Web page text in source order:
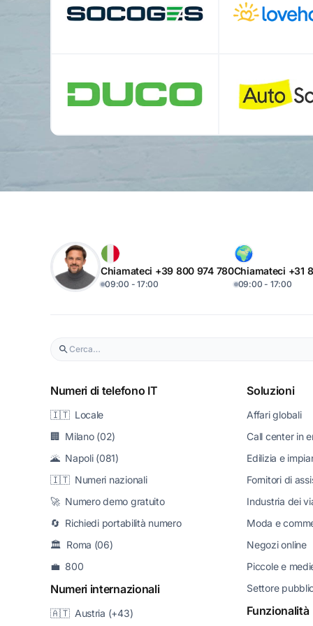
Chiamateci +39 800 974 780
09:00 - 17:00
Chiamateci +31
09:00 - 17:00
Numeri di telefono IT
🇮🇹 Locale
🏢 Milano (02)
🌋 Napoli (081)
🇮🇹 Numeri nazionali
🚀 Numero demo gratuito
🔄 Richiedi portabilità numero
🏛️ Roma (06)
💼 800
Numeri internazionali
🇦🇹 Austria (+43)
Soluzioni
Affari globali
Call center in
Edilizia e
Fornitori di
Industria dei
Moda e
Negozi online
Piccole e
Settore
Funzionalità